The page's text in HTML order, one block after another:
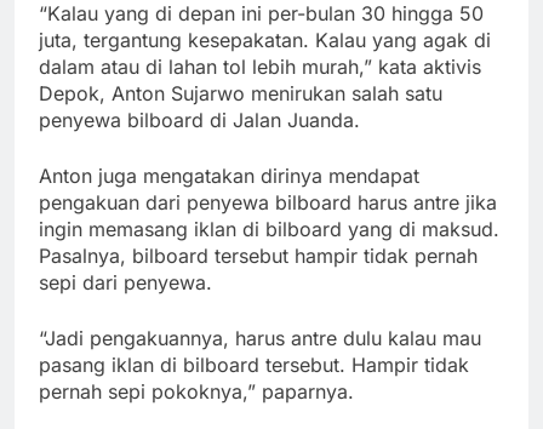
“Kalau yang di depan ini per-bulan 30 hingga 50
juta, tergantung kesepakatan. Kalau yang agak di
dalam atau di lahan tol lebih murah,” kata aktivis
Depok, Anton Sujarwo menirukan salah satu
penyewa bilboard di Jalan Juanda.
Anton juga mengatakan dirinya mendapat
pengakuan dari penyewa bilboard harus antre jika
ingin memasang iklan di bilboard yang di maksud.
Pasalnya, bilboard tersebut hampir tidak pernah
sepi dari penyewa.
“Jadi pengakuannya, harus antre dulu kalau mau
pasang iklan di bilboard tersebut. Hampir tidak
pernah sepi pokoknya,” paparnya.